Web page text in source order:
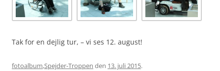
Tak for en dejlig tur, – vi ses 12. august!
fotoalbum,Spejder-Troppen den 13. juli 2015.